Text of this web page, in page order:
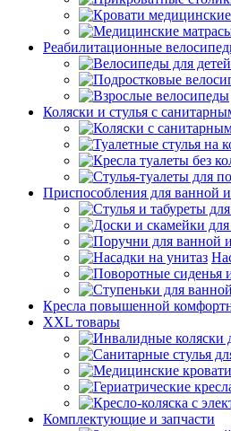
Реабилитационные
Коляски и стулья с
Приспособления для ванной
Кресла повышенной
XXL товары
Комплектующие и запчасти